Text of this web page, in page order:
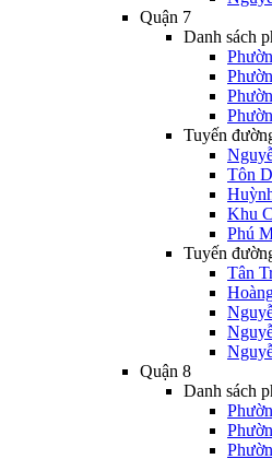
Quận 7
Danh sách
Tuyến
Tôn
Khu
Phú
Tuyến
Tân
Quận 8
Danh sách